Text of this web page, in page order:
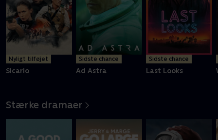
Nyligt tilføjet
Sicario
Sidste chance
Ad Astra
Sidste chance
Last Looks
Stærke dramaer